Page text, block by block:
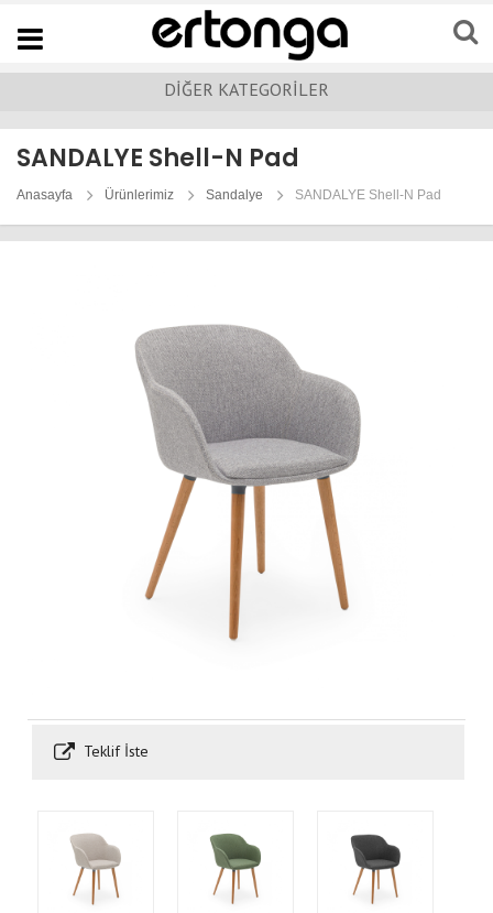
Navigation
DİĞER KATEGORİLER
SANDALYE Shell-N Pad
Anasayfa Ürünlerimiz Sandalye SANDALYE Shell-N Pad
Teklif İste